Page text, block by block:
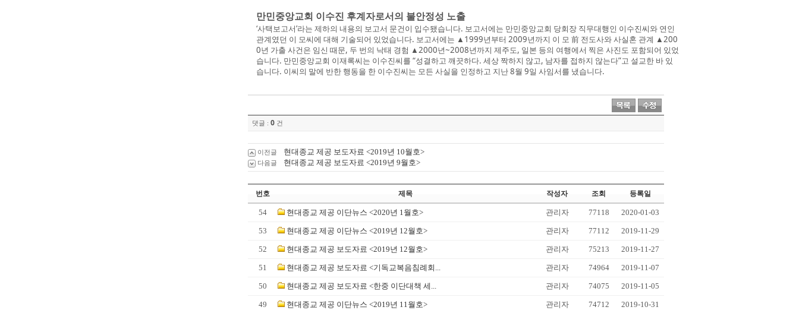
만민중앙교회 이수진 후계자로서의 불안정성 노출
‘사택보고서’라는 제하의 내용의 보고서 문건이 입수됐습니다. 보고서에는 만민중앙교회 당회장 직무대행인 이수진씨와 연인
관계였던 이 모씨에 대해 기술되어 있었습니다. 보고서에는 ▲1999년부터 2009년까지 이 모 前 전도사와 사실혼 관계 ▲200
0년 가출 사건은 임신 때문, 두 번의 낙태 경험 ▲2000년~2008년까지 제주도, 일본 등의 여행에서 찍은 사진도 포함되어 있었
습니다. 만민중앙교회 이재록씨는 이수진씨를 “성결하고 깨끗하다. 세상 짝하지 않고, 남자를 접하지 않는다”고 설교한 바 있
습니다. 이씨의 말에 반한 행동을 한 이수진씨는 모든 사실을 인정하고 지난 8월 9일 사임서를 냈습니다.
댓글 : 0 건
이전글 현대종교 제공 보도자료 <2019년 10월호>
다음글 현대종교 제공 보도자료 <2019년 9월호>
번호 제목 작성자 조회 등록일
54 현대종교 제공 이단뉴스 <2020년 1월호> 관리자 77118 2020-01-03
53 현대종교 제공 이단뉴스 <2019년 12월호> 관리자 77112 2019-11-29
52 현대종교 제공 보도자료 <2019년 12월호> 관리자 75213 2019-11-27
51 현대종교 제공 보도자료 <기독교복음침례회... 관리자 74964 2019-11-07
50 현대종교 제공 보도자료 <한중 이단대책 세... 관리자 74075 2019-11-05
49 현대종교 제공 이단뉴스 <2019년 11월호> 관리자 74712 2019-10-31